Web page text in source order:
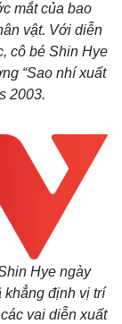
mắt của bao
vật. Với diễn
cô bé Shin Hye
“Sao nhí xuất
2003.
Hye ngày
khẳng định vị trí
vai diễn xuất